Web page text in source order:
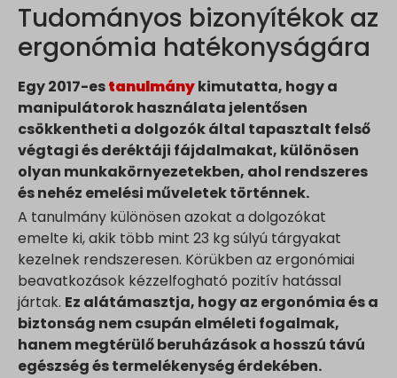
Tudományos bizonyítékok az
ergonómia hatékonyságára
Egy 2017-estanulmánykimutatta, hogy a
manipulátorok használata jelentősen
csökkentheti a dolgozók által tapasztalt felső
végtagi és deréktáji fájdalmakat, különösen
olyan munkakörnyezetekben, ahol rendszeres
és nehéz emelési műveletek történnek.
A tanulmány különösen azokat a dolgozókat
emelte ki, akik több mint 23 kg súlyú tárgyakat
kezelnek rendszeresen. Körükben az ergonómiai
beavatkozások kézzelfogható pozitív hatással
jártak. Ez alátámasztja, hogy az ergonómia és a
biztonság nem csupán elméleti fogalmak,
hanem megtérülő beruházások a hosszú távú
egészség és termelékenység érdekében.